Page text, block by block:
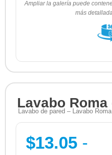
Ampliar la galería puede
más
Lavabo Roma
Lavabo de pared – Lavabo
$13.05 -